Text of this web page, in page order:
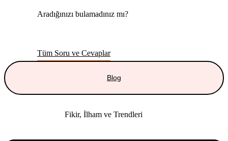
Aradığınızı bulamadınız mı?
Tüm Soru ve Cevaplar
Blog
Fikir, İlham ve Trendleri